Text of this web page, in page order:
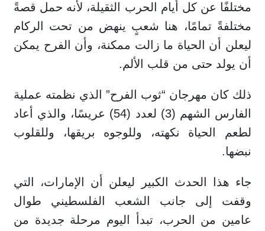
مختلفًا عن كل أيام الحرب الثقيلة، لأنه حمل قصةً
مختلفةً تمامًا، هنا شعبٍ ينهض من تحت الركام
ليعلن أن الحياة ما زالت ممكنة، وأن الفرح يمكن
أن يولد حتى من قلب الألم.
ذلك كان مهرجان “ثوب الفرح” الذي نظمته عملية
الفارس الشهم (3) لعدد (54) عريسًا، والذي أعاد
لطعم الحياة نكهته، وللوجوه بريقها، وللقلوب
نبضها.
جاء هذا الحدث الكبير ليعلن أن الإمارات، التي
وقفت إلى جانب الشعب الفلسطيني طوال
عامين من الحرب، تبدأ اليوم مرحلة جديدة من